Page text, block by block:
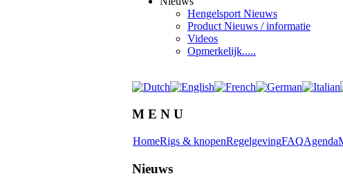
Hengelsport Nieuws
Product Nieuws / informatie
Videos
Opmerkelijk.....
M E N U
HomeRigs & knopenRegelgevingFAQAgenda
Nieuws